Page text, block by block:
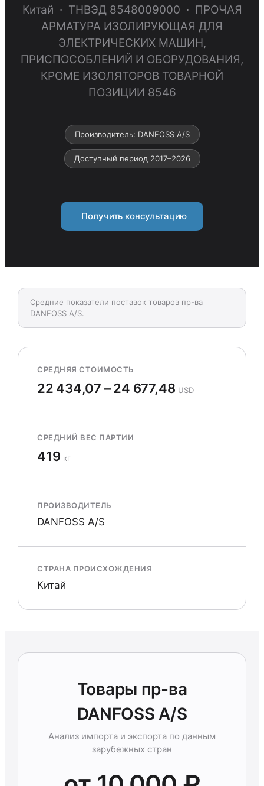
Китай · ТНВЭД 8548009000 · ПРОЧАЯ
АРМАТУРА ИЗОЛИРУЮЩАЯ ДЛЯ
ЭЛЕКТРИЧЕСКИХ МАШИН,
ПРИСПОСОБЛЕНИЙ И ОБОРУДОВАНИЯ,
КРОМЕ ИЗОЛЯТОРОВ ТОВАРНОЙ
ПОЗИЦИИ 8546
Производитель: DANFOSS A/S
Доступный период 2017–2026
Получить консультацию
Средние показатели поставок товаров пр-ва
DANFOSS A/S.
СРЕДНЯЯ СТОИМОСТЬ
22 434,07 – 24 677,48 USD
СРЕДНИЙ ВЕС ПАРТИИ
419 кг
ПРОИЗВОДИТЕЛЬ
DANFOSS A/S
СТРАНА ПРОИСХОЖДЕНИЯ
Китай
Товары пр-ва
DANFOSS A/S
Анализ импорта и экспорта по данным
зарубежных стран